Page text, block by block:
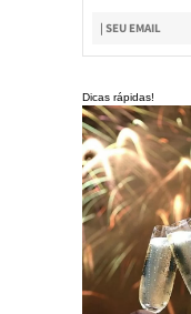
Dicas rápidas!